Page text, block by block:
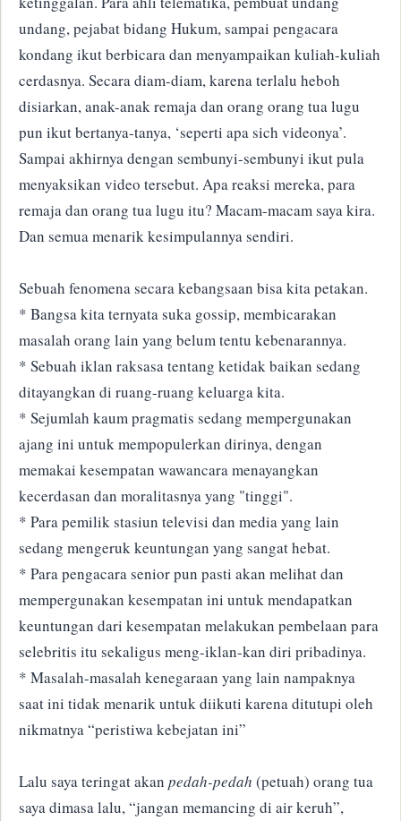
undang, pejabat bidang Hukum, sampai pengacara
kondang ikut berbicara dan menyampaikan kuliah-kuliah
cerdasnya. Secara diam-diam, karena terlalu heboh
disiarkan, anak-anak remaja dan orang orang tua lugu
pun ikut bertanya-tanya, ‘seperti apa sich videonya’.
Sampai akhirnya dengan sembunyi-sembunyi ikut pula
menyaksikan video tersebut. Apa reaksi mereka, para
remaja dan orang tua lugu itu? Macam-macam saya kira.
Dan semua menarik kesimpulannya sendiri.
Sebuah fenomena secara kebangsaan bisa kita petakan.
* Bangsa kita ternyata suka gossip, membicarakan
masalah orang lain yang belum tentu kebenarannya.
* Sebuah iklan raksasa tentang ketidak baikan sedang
ditayangkan di ruang-ruang keluarga kita.
* Sejumlah kaum pragmatis sedang mempergunakan
ajang ini untuk mempopulerkan dirinya, dengan
memakai kesempatan wawancara menayangkan
kecerdasan dan moralitasnya yang "tinggi".
* Para pemilik stasiun televisi dan media yang lain
sedang mengeruk keuntungan yang sangat hebat.
* Para pengacara senior pun pasti akan melihat dan
mempergunakan kesempatan ini untuk mendapatkan
keuntungan dari kesempatan melakukan pembelaan para
selebritis itu sekaligus meng-iklan-kan diri pribadinya.
* Masalah-masalah kenegaraan yang lain nampaknya
saat ini tidak menarik untuk diikuti karena ditutupi oleh
nikmatnya “peristiwa kebejatan ini”
Lalu saya teringat akan pedah-pedah (petuah) orang tua
saya dimasa lalu, “jangan memancing di air keruh”,